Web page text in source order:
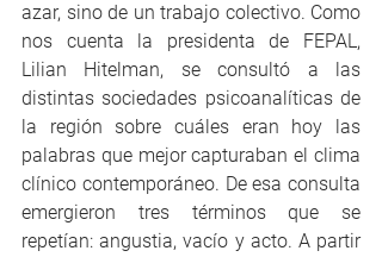
azar, sino de un trabajo colectivo. Como
nos cuenta la presidenta de FEPAL,
Lilian Hitelman, se consultó a las
distintas sociedades psicoanalíticas de
la región sobre cuáles eran hoy las
palabras que mejor capturaban el clima
clínico contemporáneo. De esa consulta
emergieron tres términos que se
repetían: angustia, vacío y acto. A partir